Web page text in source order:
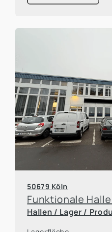
50679 Köln
Hallen / Lager /